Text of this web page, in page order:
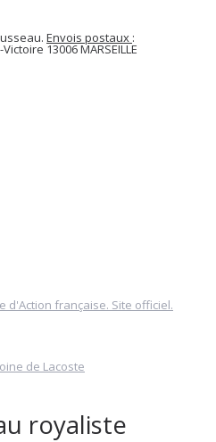
Envois postaux :
13006 MARSEILLE
d'Action française. Site officiel.
de Lacoste
royaliste